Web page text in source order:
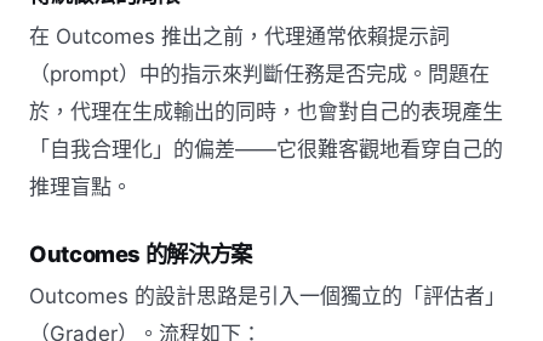
在 Outcomes 推出之前，代理通常依賴提示詞
（prompt）中的指示來判斷任務是否完成。問題在
於，代理在生成輸出的同時，也會對自己的表現產生
「自我合理化」的偏差——它很難客觀地看穿自己的
推理盲點。
Outcomes 的解決方案
Outcomes 的設計思路是引入一個獨立的「評估者」
（Grader）。流程如下：